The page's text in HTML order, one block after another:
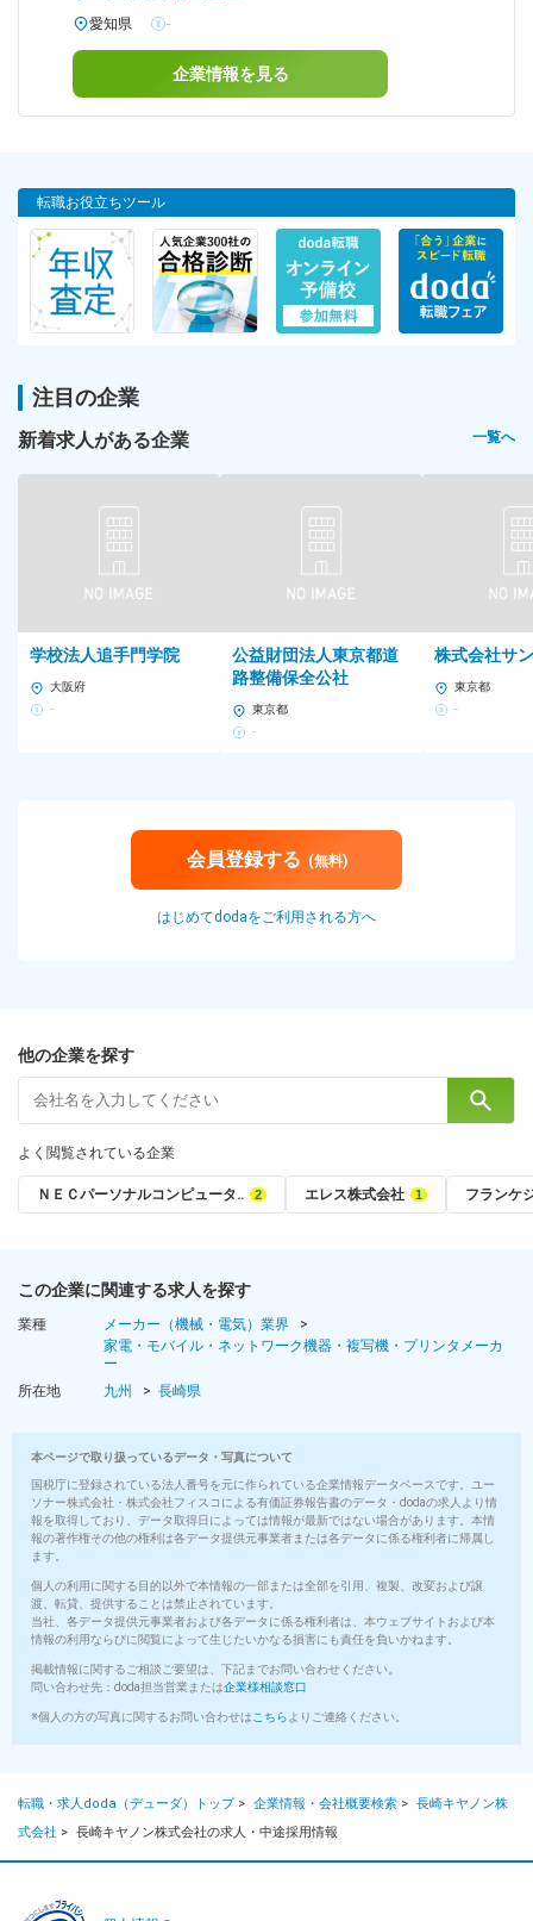
愛知県 -
企業情報を見る
転職お役立ちツール
注目の企業
新着求人がある企業 一覧へ
学校法人追手門学院
大阪府
-
公益財団法人東京都道
路整備保全公社
東京都
-
株式会社サ
東京都
-
会員登録する (無料)
はじめてdodaをご利用される方へ
他の企業を探す
よく閲覧されている企業
ＮＥＣパーソナルコンピュータ‥ エレス株式会社 フランケ
この企業に関連する求人を探す
業種
メーカー（機械・電気）業界
家電・モバイル・ネットワーク機器・複写機・プリンタメーカ
ー
所在地
九州 長崎県
本ページで取り扱っているデータ・写真について
国税庁に登録されている法人番号を元に作られている企業情報データベースです。ユー
ソナー株式会社・株式会社フィスコによる有価証券報告書のデータ・dodaの求人より情
報を取得しており、データ取得日によっては情報が最新ではない場合があります。本情
報の著作権その他の権利は各データ提供元事業者または各データに係る権利者に帰属し
ます。
個人の利用に関する目的以外で本情報の一部または全部を引用、複製、改変および譲
渡、転貸、提供することは禁止されています。
当社、各データ提供元事業者および各データに係る権利者は、本ウェブサイトおよび本
情報の利用ならびに閲覧によって生じたいかなる損害にも責任を負いかねます。
掲載情報に関するご相談ご要望は、下記までお問い合わせください。
問い合わせ先：doda担当営業または企業様相談窓口
※個人の方の写真に関するお問い合わせは こちら よりご連絡ください。
転職・求人doda（デューダ）トップ> 企業情報・会社概要検索 > 長崎キヤノン株
式会社 > 長崎キヤノン株式会社の求人・中途採用情報